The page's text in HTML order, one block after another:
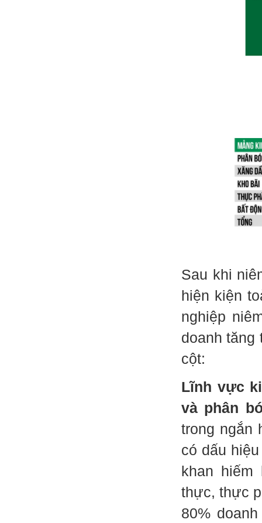
Sau khi
hiện kiện
nghiệp
doanh tăng
cột:
Lĩnh vực
và phân
trong ngắn
có dấu
khan
thực, thực
80%